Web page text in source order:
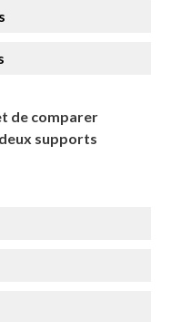
de comparer
supports